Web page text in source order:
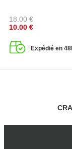
18.00 €
10.00 €
Expédié en